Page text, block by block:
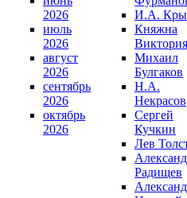
2026
июль
2026
август
2026
сентябрь
2026
октябрь
2026
И.А.
Княжна
Виктория
Михаил
Булгаков
Н.А.
Некрасов
Сергей
Кучкин
Лев
Радищев